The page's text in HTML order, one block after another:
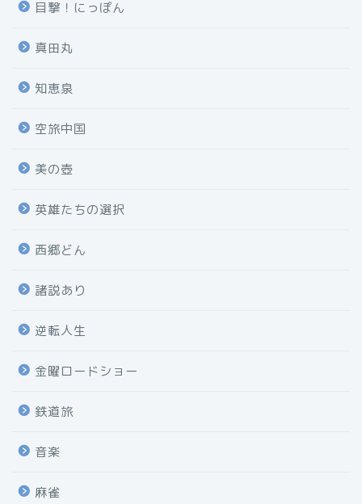
目撃！にっぽん
真田丸
知恵泉
空旅中国
美の壺
英雄たちの選択
西郷どん
諸説あり
逆転人生
金曜ロードショー
鉄道旅
音楽
麻雀